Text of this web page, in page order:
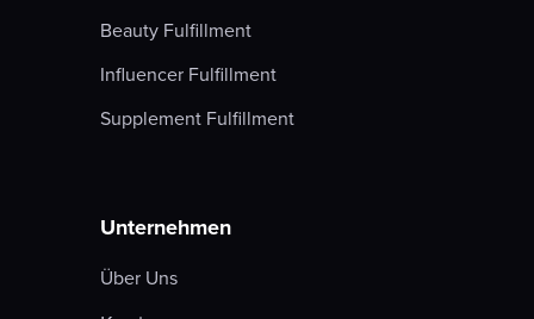
Beauty Fulfillment
Influencer Fulfillment
Supplement Fulfillment
Unternehmen
Über Uns